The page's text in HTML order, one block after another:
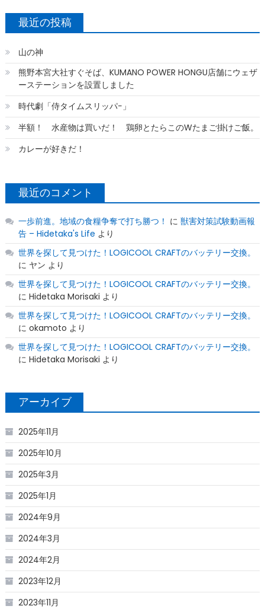
最近の投稿
山の神
熊野本宮大社すぐそば、KUMANO POWER HONGU店舗にウェザ
ーステーションを設置しました
時代劇「侍タイムスリッパ−」
半額！ 水産物は買いだ！ 鶏卵とたらこのWたまご掛けご飯。
カレーが好きだ！
最近のコメント
一歩前進。地域の食糧争奪で打ち勝つ！ に 獣害対策試験動画報
告 – Hidetaka's Life より
世界を探して見つけた！LOGICOOL CRAFTのバッテリー交換。
に ヤン より
世界を探して見つけた！LOGICOOL CRAFTのバッテリー交換。
に Hidetaka Morisaki より
世界を探して見つけた！LOGICOOL CRAFTのバッテリー交換。
に okamoto より
世界を探して見つけた！LOGICOOL CRAFTのバッテリー交換。
に Hidetaka Morisaki より
アーカイブ
2025年11月
2025年10月
2025年3月
2025年1月
2024年9月
2024年3月
2024年2月
2023年12月
2023年11月